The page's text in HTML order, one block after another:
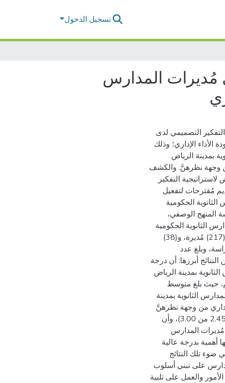
تسجيل الدخول
مُديرات المدارس
التصميمي لدى
الأداء الإداري؛ وذلك
بمدينة الرياض
من وجهة نظرهنَّ. والكشف
التفكير
مُقترحات لتفعيل
الحكومية
المنهج الوصفي،
الثانوية الحكومية
بمدينة الرياض، والبالغ عددهنَّ (255) مشرفة ومُديرة، بواقع (217) مُديرة، و(38)
وبلغ عدد
لعدد من النتائج أبرزها: أن درجة
بمدينة الرياض
حيث بلغ متوسط
المدارس الثانوية بمدينة
من وجهة نظرهنَّ
جاءت بدرجة عالية بشكل عام، حيث بلغ متوسط موافقتهم (2.45 من 3.00)، وأن
مُديرات المدارس
أهمية بدرجة عالية
متوسط موافقتهم (2.44 من 3.00)، وفي ضوء تلك النتائج
على تبني أسلوب
والعمل على تلبية